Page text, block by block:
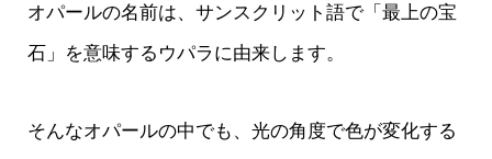
オパールの名前は、サンスクリット語で「最上の宝
石」を意味するウパラに由来します。
そんなオパールの中でも、光の角度で色が変化する